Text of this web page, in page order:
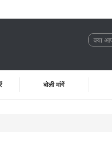
बोली मांगें